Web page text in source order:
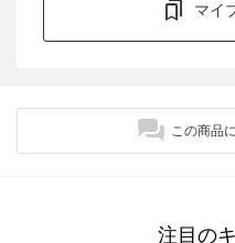
マイ
この商品
注目の